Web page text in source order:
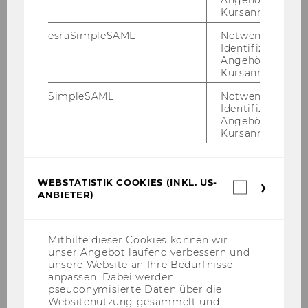
Katharina Maria Buchart, BSc
Kursanmeldung.
esraSimpleSAML
Notwendig zur
Identifizierung
Angehörige/r für
Kursanmeldung.
SimpleSAML
Notwendig zur
Identifizierung
Angehörige/r für
Kursanmeldung.
WEBSTATISTIK COOKIES (INKL. US-
ANBIETER)
Mithilfe dieser Cookies können wir
unser Angebot laufend verbessern und
unsere Website an Ihre Bedürfnisse
anpassen. Dabei werden
pseudonymisierte Daten über die
Websitenutzung gesammelt und